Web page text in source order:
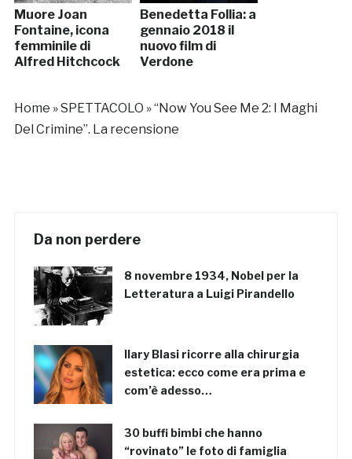
Muore Joan
Fontaine, icona
femminile di
Alfred Hitchcock
Benedetta Follia: a
gennaio 2018 il
nuovo film di
Verdone
Home »SPETTACOLO »“Now You See Me 2: I Maghi
Del Crimine”. La recensione
Da non perdere
8 novembre 1934, Nobel per la
Letteratura a Luigi Pirandello
Ilary Blasi ricorre alla chirurgia
estetica: ecco come era prima e
com’è adesso…
30 buffi bimbi che hanno
“rovinato” le foto di famiglia